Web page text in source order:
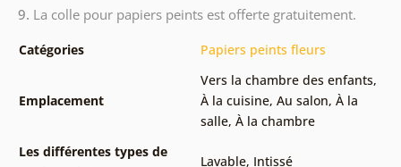
9. La colle pour papiers peints est offerte gratuitement.
Catégories Papiers peints fleurs
Emplacement
Vers la chambre des enfants,
À la cuisine, Au salon, À la
salle, À la chambre
Les différentes types de
Lavable, Intissé